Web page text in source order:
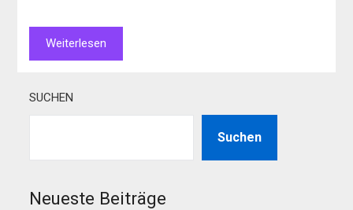
Weiterlesen
SUCHEN
Suchen
Neueste Beiträge